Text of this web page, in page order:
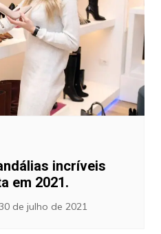
incríveis
em 2021.
de julho de 2021